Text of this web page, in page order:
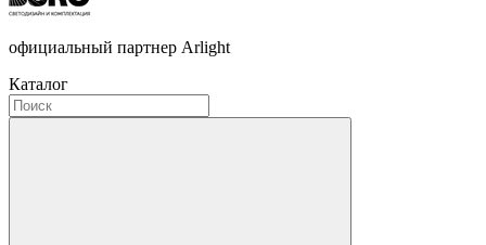
официальный партнер Arlight
Каталог